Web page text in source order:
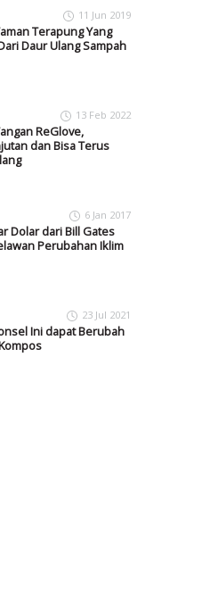
11 Jun 2019
Terapung Yang
Daur Ulang Sampah
13 Feb 2022
ReGlove,
dan Bisa Terus
6 Jan 2017
Dolar dari Bill Gates
Perubahan Iklim
23 Jul 2021
Ini dapat Berubah